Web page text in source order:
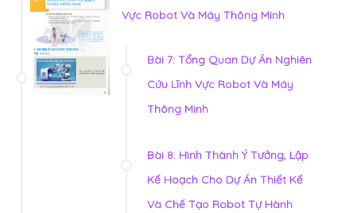
Vực Robot Và Máy Thông Minh
Bài 7: Tổng Quan Dự Án Nghiên
Cứu Lĩnh Vực Robot Và Máy
Thông Minh
Bài 8: Hình Thành Ý Tưởng, Lập
Kế Hoạch Cho Dự Án Thiết Kế
Và Chế Tạo Robot Tự Hành